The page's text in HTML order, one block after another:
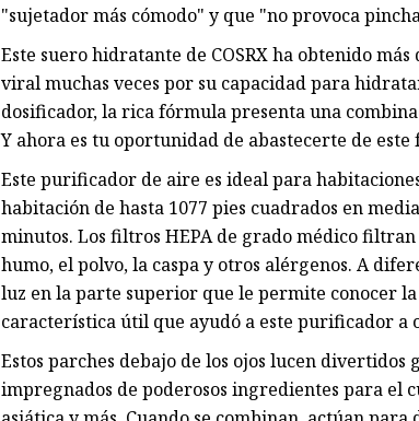
"sujetador más cómodo" y que "no provoca
Este suero hidratante de COSRX ha obtenido
viral muchas veces por su capacidad para
dosificador, la rica fórmula presenta una
Y ahora es tu oportunidad de abastecerte de
Este purificador de aire es ideal para
habitación de hasta 1077 pies cuadrados en
minutos. Los filtros HEPA de grado médico
humo, el polvo, la caspa y otros alérgenos. A
luz en la parte superior que le permite conocer
característica útil que ayudó a este purificador a
Estos parches debajo de los ojos lucen
impregnados de poderosos ingredientes para el